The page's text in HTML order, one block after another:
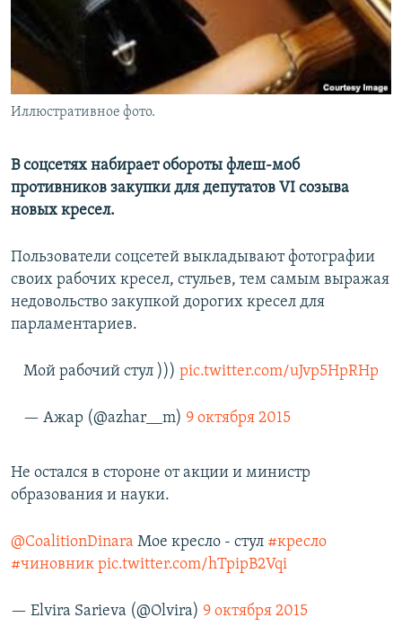
Иллюстративное фото.
В соцсетях набирает обороты флеш-моб
противников закупки для депутатов VI созыва
новых кресел.
Пользователи соцсетей выкладывают фотографии
своих рабочих кресел, стульев, тем самым выражая
недовольство закупкой дорогих кресел для
парламентариев.
Мой рабочий стул ))) pic.twitter.com/uJvp5HpRHp
— Ажар (@azhar__m) 9 октября 2015
Не остался в стороне от акции и министр
образования и науки.
@CoalitionDinara Мое кресло - стул #кресло
#чиновник pic.twitter.com/hTpipB2Vqi
— Elvira Sarieva (@Olvira) 9 октября 2015